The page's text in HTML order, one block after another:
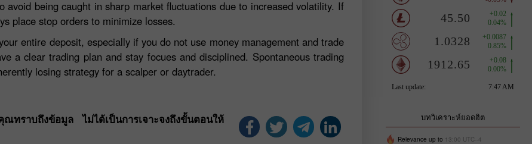
being caught in sharp market fluctuations due to increased volatility. If
place stop orders to minimize losses.
entire deposit, especially if you do not use money management and trade
a clear trading plan and stay focues and disciplined. Spontaneous trading
losing strategy for a scalper or daytrader.
ทราบถึงข้อมูล ไม่ได้เป็นการเจาะจงถึงขั้นตอนให้
บทวิเคราะห์ยอดฮิต
Relevance up to 13:00 UTC--4